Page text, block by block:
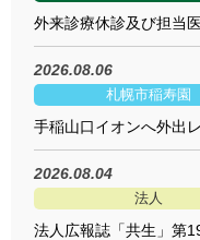
外来診療休診及び担当
2026.08.06
札幌市稲寿園
手稲山口イオンへ外出
2026.08.04
法人
法人広報誌「共生」第